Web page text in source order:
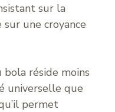
sur la
une croyance
réside moins
universelle que
permet